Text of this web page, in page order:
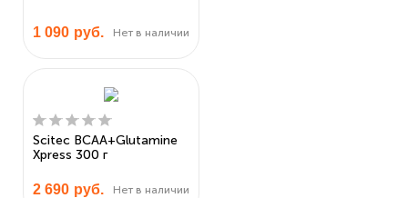
1 090 руб. Нет в наличии
Scitec BCAA+Glutamine
Xpress 300 г
2 690 руб. Нет в наличии